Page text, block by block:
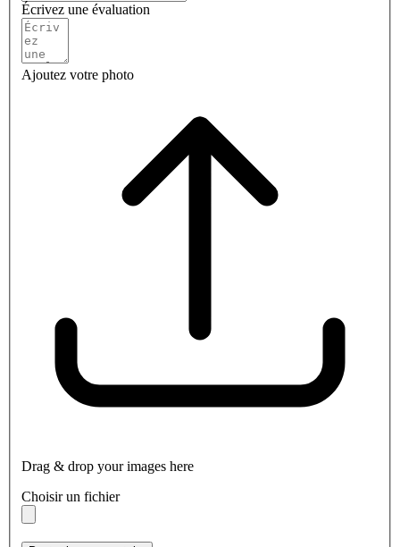
Écrivez une évaluation
Ajoutez votre photo
Drag & drop your images here
Choisir un fichier